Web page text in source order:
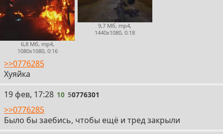
6,8 Мб, mp4,
1080x1080, 0:16
9,7 Мб, mp4,
1440x1080, 0:18
>>0776285
Хуяйка
10
19 фев, 17:28 10 50776301
>>0776285
Было бы заебись, чтобы ещё и тред закрыли